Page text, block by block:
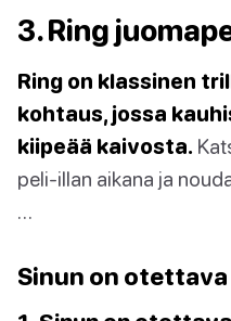
3. Ring
Ring on klassinen
kohtaus, jossa
kiipeää kaivosta.
peli-illan aikana ja
…
Sinun on